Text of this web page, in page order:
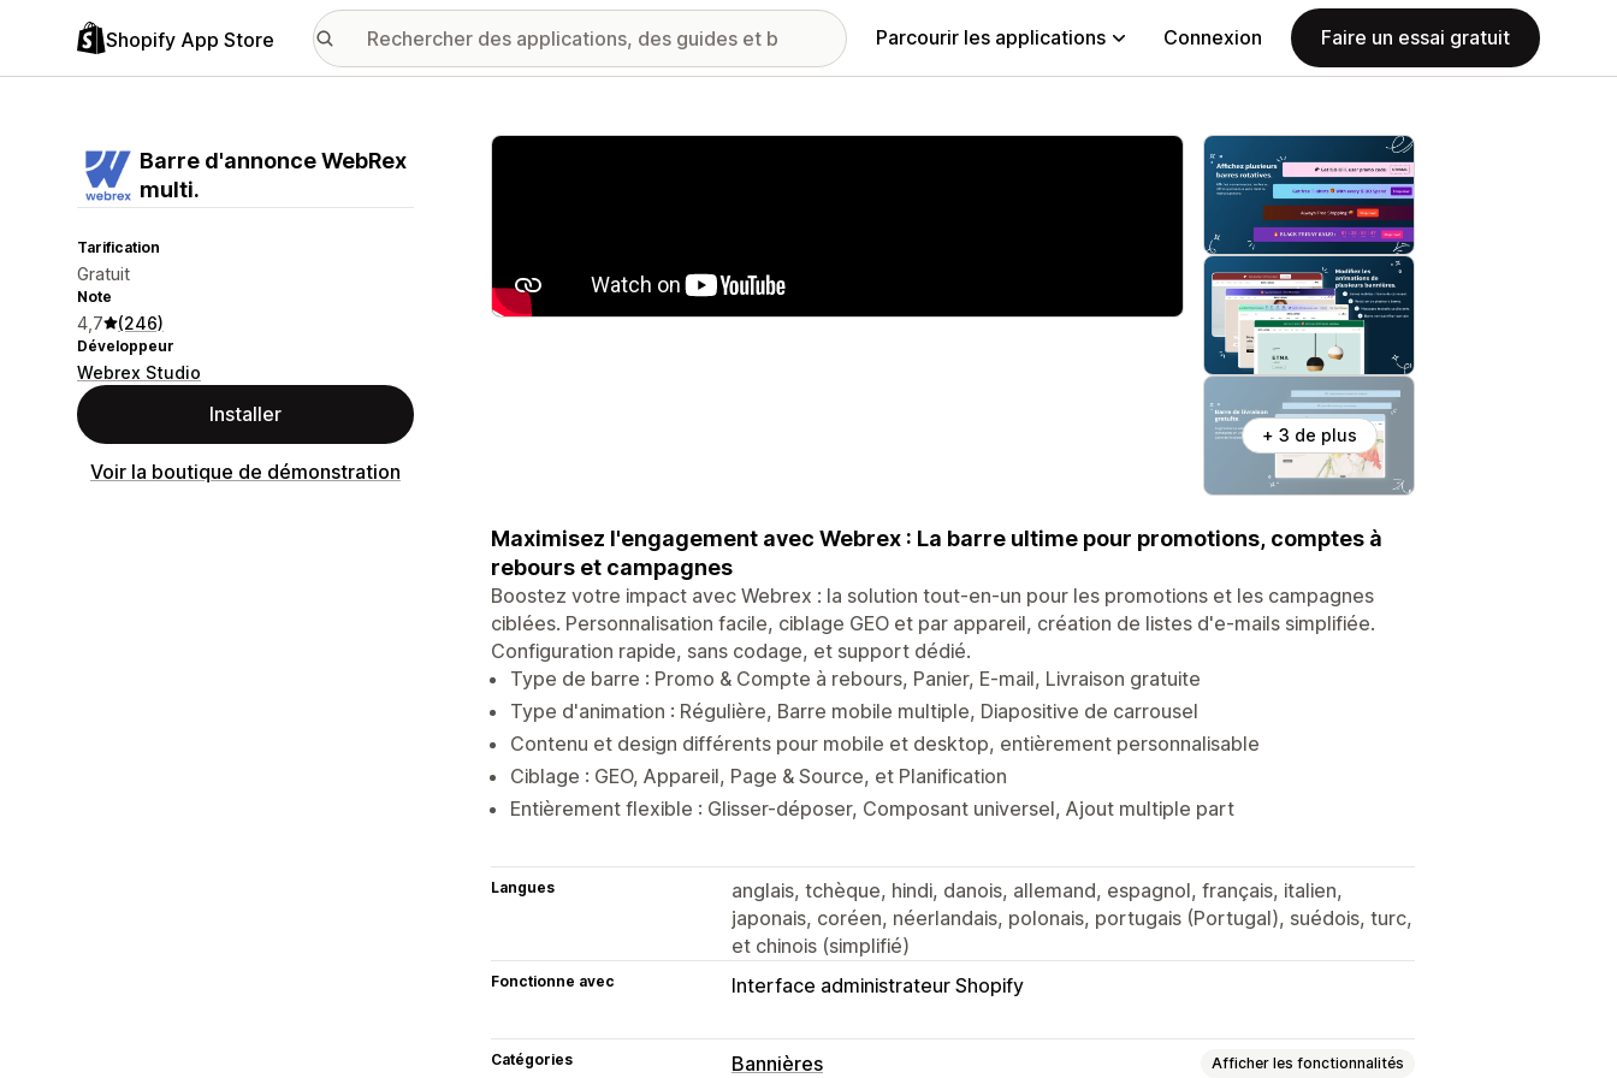
Shopify App Store Parcourir les applications Connexion Faire un essai gratuit
Barre d'annonce WebRex
multi.
Tarification
Gratuit
Note
4,7 (246)
Développeur
Webrex Studio
Installer
Voir la boutique de démonstration
Galerie d’images vedette
+ 3 de plus
Maximisez l'engagement avec Webrex : La barre ultime pour promotions, comptes à
rebours et campagnes
Boostez votre impact avec Webrex : la solution tout-en-un pour les promotions et les campagnes
ciblées. Personnalisation facile, ciblage GEO et par appareil, création de listes d'e-mails simplifiée.
Configuration rapide, sans codage, et support dédié.
Type de barre : Promo & Compte à rebours, Panier, E-mail, Livraison gratuite
Type d'animation : Régulière, Barre mobile multiple, Diapositive de carrousel
Contenu et design différents pour mobile et desktop, entièrement personnalisable
Ciblage : GEO, Appareil, Page & Source, et Planification
Entièrement flexible : Glisser-déposer, Composant universel, Ajout multiple part
Langues
anglais, tchèque, hindi, danois, allemand, espagnol, français, italien,
japonais, coréen, néerlandais, polonais, portugais (Portugal), suédois, turc,
et chinois (simplifié)
Fonctionne avec Interface administrateur Shopify
Catégories Bannières Afficher les fonctionnalités